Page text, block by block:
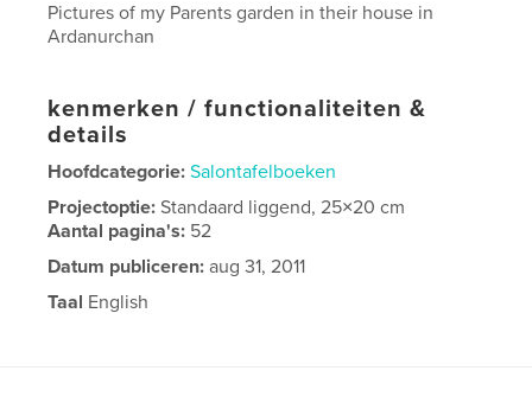
Pictures of my Parents garden in their house in
Ardanurchan
kenmerken / functionaliteiten &
details
Hoofdcategorie: Salontafelboeken
Projectoptie:Standaard liggend, 25×20 cm
Aantal pagina's: 52
Datum publiceren: aug 31, 2011
Taal English